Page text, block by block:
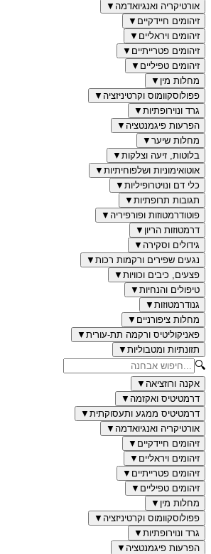
אורטיקריה ואנגיואדמה ▼
זיהומים חיידקיים ▼
זיהומים ויראליים ▼
זיהומים פטרייתיים ▼
זיהומים טפיליים ▼
מחלות מין ▼
פפולוסקוומוס וקרטיניזציה ▼
גרד ונוירופתיות ▼
הפרעות פיגמנטציה ▼
מחלות שיער ▼
בלוטות, זיעה וצלקות ▼
אוטואימוניות ושלפוחיתיות ▼
כלי דם ונויטרופיליות ▼
תגובות תרופתיות ▼
פוטודרמטוזות ופורפיריה ▼
דרמטוזות הריון ▼
גידולים וסקירה ▼
נגעים שפירים ורקמות רכות ▼
פצעים, כיבים וכוויות ▼
טיפולים והנחיות ▼
גנודרמטוזות ▼
מחלות ציפורניים ▼
פאניקוליטיס ורקמה תת-עורית ▼
תזונתיות ומטבוליות ▼
🔍
אקנה ורוזציאה ▼
דרמטיטיס ואקזמה ▼
דרמטיטיס ממגע ותעסוקתית ▼
אורטיקריה ואנגיואדמה ▼
זיהומים חיידקיים ▼
זיהומים ויראליים ▼
זיהומים פטרייתיים ▼
זיהומים טפיליים ▼
מחלות מין ▼
פפולוסקוומוס וקרטיניזציה ▼
גרד ונוירופתיות ▼
הפרעות פיגמנטציה ▼